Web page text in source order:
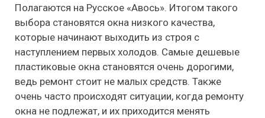
Полагаются на Русское «Авось». Итогом такого
выбора становятся окна низкого качества,
которые начинают выходить из строя с
наступлением первых холодов. Самые дешевые
пластиковые окна становятся очень дорогими,
ведь ремонт стоит не малых средств. Также
очень часто происходят ситуации, когда ремонту
окна не подлежат, и их приходится менять